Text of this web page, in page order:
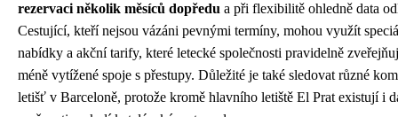
rezervaci několik měsíců dopředu a při flexibilitě ohledně data
Cestující, kteří nejsou vázáni pevnými termíny, mohou využít
nabídky a akční tarify, které letecké společnosti pravidelně
méně vytížené spoje s přestupy. Důležité je také sledovat různé
letišť v Barceloně, protože kromě hlavního letiště El Prat existují i